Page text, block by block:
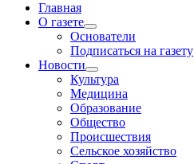
Главная
О газете
Основатели
Подписаться на газету
Новости
Культура
Медицина
Образование
Общество
Происшествия
Сельское хозяйство